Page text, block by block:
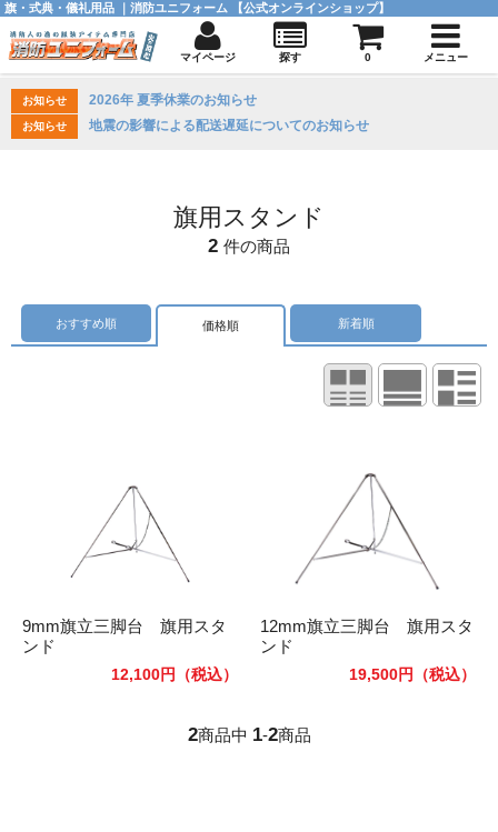
お知らせ 2026年 夏季休業のお知らせ
お知らせ 地震の影響による配送遅延についてのお知らせ
旗用スタンド
2 件の商品
おすすめ順 価格順 新着順
9mm旗立三脚台 旗用スタ
ンド
12,100円 （税込）
12mm旗立三脚台 旗用スタ
ンド
19,500円 （税込）
2商品中 1-2商品
旗・式典・儀礼用品 ｜消防ユニフォーム 【公式オンラインショップ】
マイページ 探す 0 メニュー